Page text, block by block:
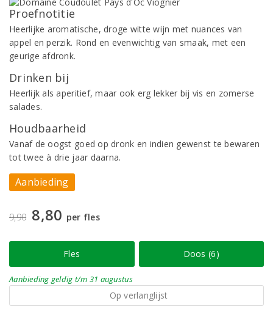
Proefnotitie
Heerlijke aromatische, droge witte wijn met nuances van
appel en perzik. Rond en evenwichtig van smaak, met een
geurige afdronk.
Drinken bij
Heerlijk als aperitief, maar ook erg lekker bij vis en zomerse
salades.
Houdbaarheid
Vanaf de oogst goed op dronk en indien gewenst te bewaren
tot twee à drie jaar daarna.
Aanbieding
9,90 8,80 per fles
Fles Doos (6)
Aanbieding geldig t/m 31 augustus
Op verlanglijst